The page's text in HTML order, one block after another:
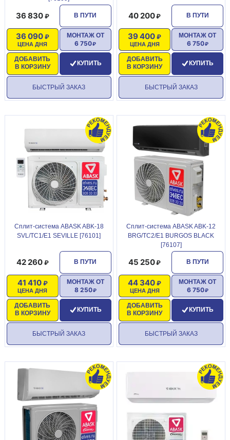
В ПУТИ
36 830
ЦЕНА ДНЯ
36 090
ДОБАВИТЬ
В КОРЗИНУ
МОНТАЖ ОТ
6 750
КУПИТЬ
БЫСТРЫЙ ЗАКАЗ
В ПУТИ
40 200
ЦЕНА ДНЯ
39 400
ДОБАВИТЬ
В КОРЗИНУ
МОНТАЖ ОТ
6 750
КУПИТЬ
БЫСТРЫЙ ЗАКАЗ
Сплит-система ABASK ABK-18
SVL/TC1/E1 SEVILLE [76101]
В ПУТИ
42 260
ЦЕНА ДНЯ
41 410
ДОБАВИТЬ
В КОРЗИНУ
МОНТАЖ ОТ
8 250
КУПИТЬ
БЫСТРЫЙ ЗАКАЗ
Сплит-система ABASK ABK-12
BRG/TC2/E1 BURGOS BLACK
[76107]
В ПУТИ
45 250
ЦЕНА ДНЯ
44 340
ДОБАВИТЬ
В КОРЗИНУ
МОНТАЖ ОТ
6 750
КУПИТЬ
БЫСТРЫЙ ЗАКАЗ